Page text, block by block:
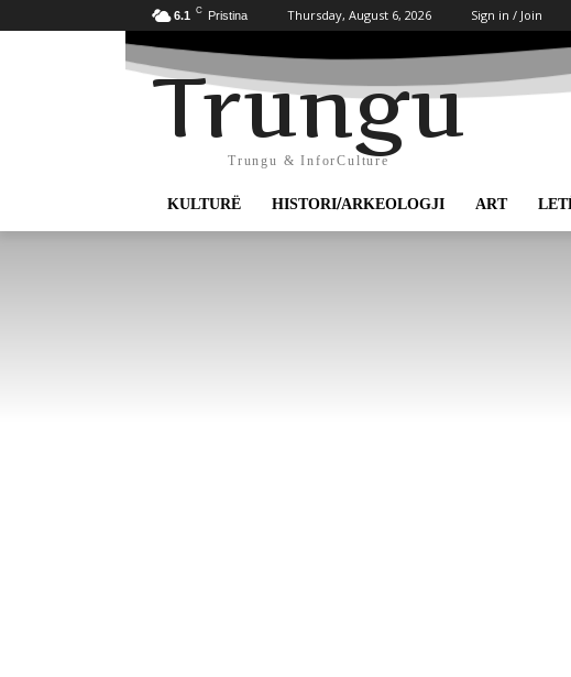
6.1 C Pristina Thursday, August 6, 2026 Sign in / Join
Trungu
Trungu & InforCulture
KULTURË HISTORI/ARKEOLOGJI ART